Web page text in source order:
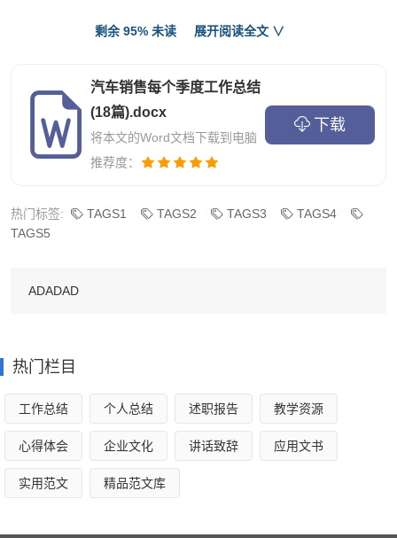
我是x年XX月19日来到贵公司工作的。作为一名新员工
汽车的热情和喜爱，来到了贵公司，而缺乏销售经验和专业
知识，为了能迅速融入到这个行业中来，边学习专业知识，
边摸索市场，遇到销售和专业方面的问题，就及时请教部门
经理和其他有经验的同事，一起寻求解决问题的方案，在这
通过不断的学习专业知识，了解同行业之间的信息和积
以清晰。流利的应对客户所提到的'各种问题，对市场的认识
升。
当然，现存的缺点也有很多，例如：对于市场的了解还
是不够深入，对专业知识掌握的还是不够充分，对一些大的
问题不能快速拿出一个很好的解决问题的方法，在与客户的
沟通过程中，缺乏经验等等。
剩余 95% 未读 展开阅读全文 ∨
汽车销售每个季度工作总结
(18篇).docx
将本文的Word文档下载到电脑
推荐度：
下载
热门标签: TAGS1 TAGS2 TAGS3
TAGS4
TAGS5
ADADAD
热门栏目
工作总结 个人总结 述职报告 教学资源
心得体会 企业文化 讲话致辞 应用文书
实用范文 精品范文库